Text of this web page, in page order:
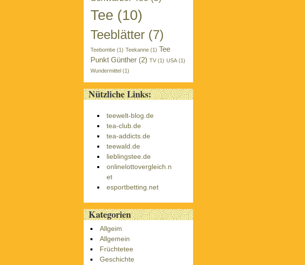
Tee (10)
Teeblätter (7)
Teebombe (1) Teekanne (1) Tee
Punkt Günther (2) TV (1) USA (1)
Wundermittel (1)
Nützliche Links:
teewelt-blog.de
tea-club.de
tea-addicts.de
teewald.de
lieblingstee.de
onlinelottovergleich.n
et
esportbetting.net
Kategorien
Allgeim
Allgemein
Früchtetee
Geschichte